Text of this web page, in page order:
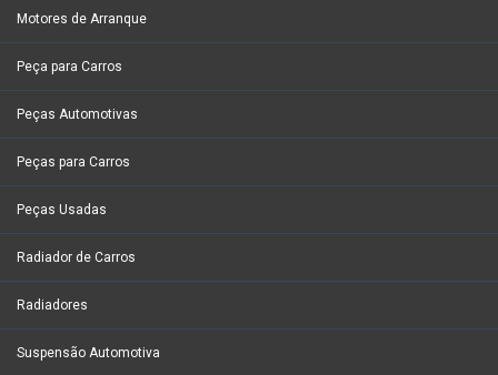
Motores de Arranque
Peça para Carros
Peças Automotivas
Peças para Carros
Peças Usadas
Radiador de Carros
Radiadores
Suspensão Automotiva